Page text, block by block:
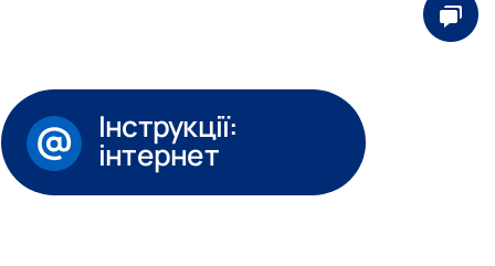
Інструкції:
інтернет